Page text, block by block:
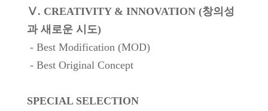
Ⅴ. CREATIVITY & INNOVATION (창의성
과 새로운 시도)
- Best Modification (MOD)
- Best Original Concept
SPECIAL SELECTION